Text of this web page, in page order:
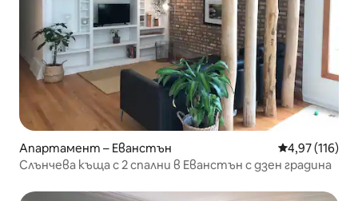
Апартамент – Еванстън Средна
4,97 (116)
Слънчева къща с 2 спални в Еванстън с дзен градина